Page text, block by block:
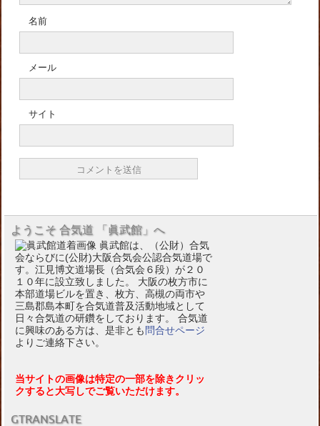
名前
メール
サイト
ようこそ 合気道 「眞武館」へ
眞武館は、（公財）合気
会ならびに(公財)大阪合気会公認合気道場で
す。江見博文道場長（合気会６段）が２０
１０年に設立致しました。 大阪の枚方市に
本部道場ビルを置き、枚方、高槻の両市や
三島郡島本町を合気道普及活動地域として
日々合気道の研鑽をしております。 合気道
に興味のある方は、是非とも 問合せページ
よりご連絡下さい。
当サイトの画像は特定の一部を除きクリッ
クすると大写しでご覧いただけます。
GTRANSLATE